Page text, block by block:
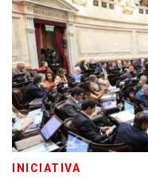
INICIATIVA